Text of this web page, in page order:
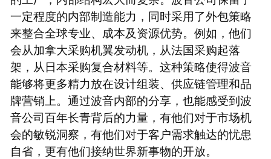
一定程度的内部制造能力，同时采用了外包策略
来整合全球专业、成本及资源优势。例如，他们
会从加拿大采购机翼发动机，从法国采购起落
架，从日本采购复合材料等。这种策略使得波音
能够将更多精力放在设计组装、供应链管理和品
牌营销上。通过波音内部的分享，也能感受到波
音公司百年长青背后的力量，有他们对于市场机
会的敏锐洞察，有他们对于客户需求触达的忧患
自省，更有他们接纳世界新事物的开放。